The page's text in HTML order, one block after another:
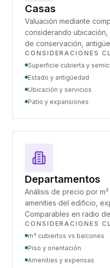
Casas
Valuación mediante
considerando
de conservación,
CONSIDERACIONES
Superficie cubierta y
Estado y antigüedad
Ubicación y servicios
Patio y expansiones
Departamentos
Análisis de precio por
amenities del edificio,
Comparables en radio
CONSIDERACIONES
m² cubiertos vs balcones
Piso y orientación
Amenities y expensas